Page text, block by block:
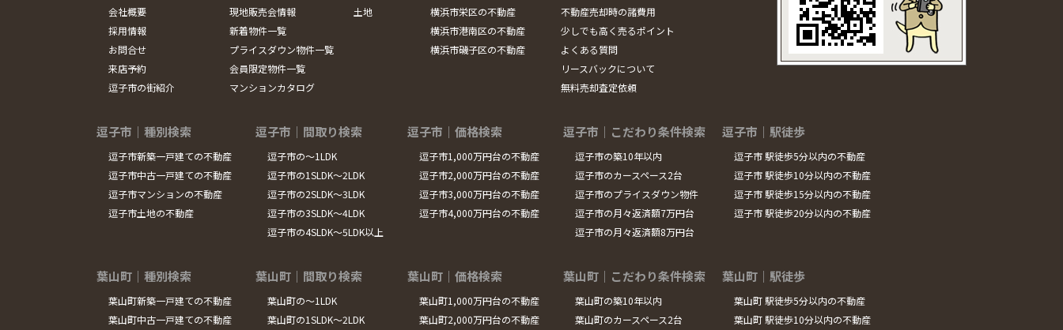
会社概要
採用情報
お問合せ
来店予約
逗子市の街紹介
現地販売会情報
新着物件一覧
プライスダウン物件一覧
会員限定物件一覧
マンションカタログ
土地
横浜市栄区の不動産
横浜市港南区の不動産
横浜市磯子区の不動産
不動産売却時の諸費用
少しでも高く売るポイント
よくある質問
リースバックについて
無料売却査定依頼
逗子市｜種別検索
逗子市新築一戸建ての不動産
逗子市中古一戸建ての不動産
逗子市マンションの不動産
逗子市土地の不動産
逗子市｜間取り検索
逗子市の～1LDK
逗子市の1SLDK～2LDK
逗子市の2SLDK～3LDK
逗子市の3SLDK～4LDK
逗子市の4SLDK～5LDK以上
逗子市｜価格検索
逗子市1,000万円台の不動産
逗子市2,000万円台の不動産
逗子市3,000万円台の不動産
逗子市4,000万円台の不動産
逗子市｜こだわり条件検索
逗子市の築10年以内
逗子市のカースペース2台
逗子市のプライスダウン物件
逗子市の月々返済額7万円台
逗子市の月々返済額8万円台
逗子市｜駅徒歩
逗子市 駅徒歩5分以内の不動産
逗子市 駅徒歩10分以内の不動産
逗子市 駅徒歩15分以内の不動産
逗子市 駅徒歩20分以内の不動産
葉山町｜種別検索
葉山町新築一戸建ての不動産
葉山町中古一戸建ての不動産
葉山町｜間取り検索
葉山町の～1LDK
葉山町の1SLDK～2LDK
葉山町｜価格検索
葉山町1,000万円台の不動産
葉山町2,000万円台の不動産
葉山町｜こだわり条件検索
葉山町の築10年以内
葉山町のカースペース2台
葉山町｜駅徒歩
葉山町 駅徒歩5分以内の不動産
葉山町 駅徒歩10分以内の不動産